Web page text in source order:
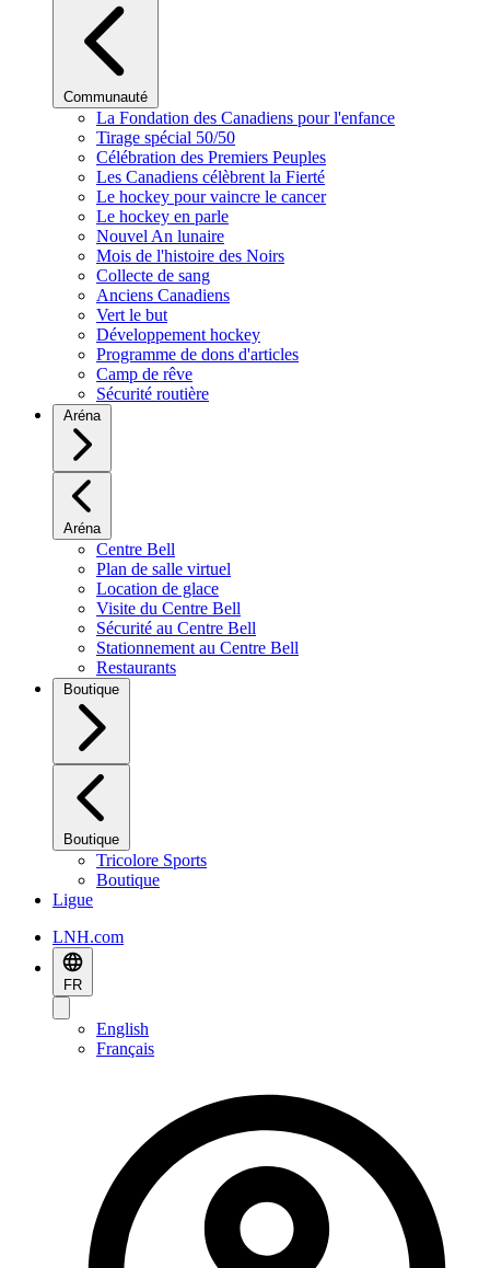
Communauté
La Fondation des Canadiens pour l'enfance
Tirage spécial 50/50
Célébration des Premiers Peuples
Les Canadiens célèbrent la Fierté
Le hockey pour vaincre le cancer
Le hockey en parle
Nouvel An lunaire
Mois de l'histoire des Noirs
Collecte de sang
Anciens Canadiens
Vert le but
Développement hockey
Programme de dons d'articles
Camp de rêve
Sécurité routière
Aréna
Aréna
Centre Bell
Plan de salle virtuel
Location de glace
Visite du Centre Bell
Sécurité au Centre Bell
Stationnement au Centre Bell
Restaurants
Boutique
Boutique
Tricolore Sports
Boutique
Ligue
LNH.com
FR
English
Français